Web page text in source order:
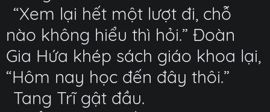
“Xem lại hết một lượt đi, chỗ
nào không hiểu thì hỏi.” Đoàn
Gia Hứa khép sách giáo khoa lại,
“Hôm nay học đến đây thôi.”
Tang Trĩ gật đầu.